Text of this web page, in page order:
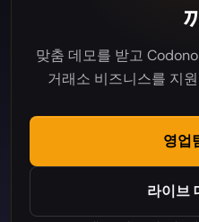
맞춤 데모를 받고
거래소 비즈니스를 지
영업
라이브